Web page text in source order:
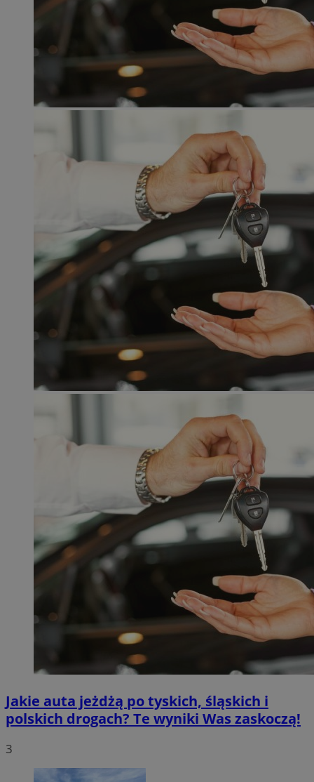
Jakie auta jeżdżą po tyskich, śląskich i
polskich drogach? Te wyniki Was zaskoczą!
3